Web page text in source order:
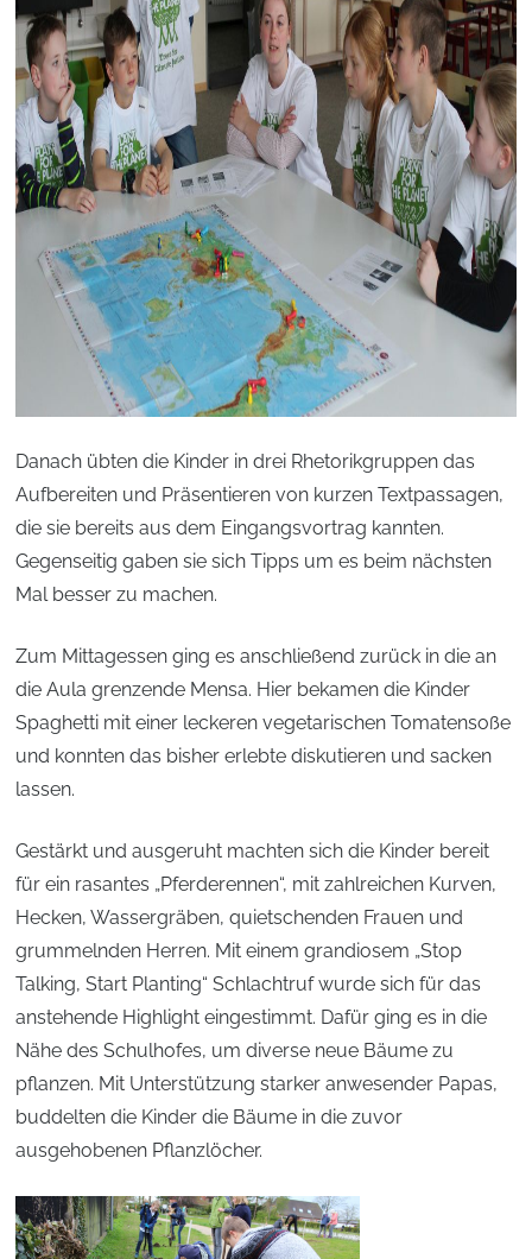
Danach übten die Kinder in drei Rhetorikgruppen das
Aufbereiten und Präsentieren von kurzen Textpassagen,
die sie bereits aus dem Eingangsvortrag kannten.
Gegenseitig gaben sie sich Tipps um es beim nächsten
Mal besser zu machen.
Zum Mittagessen ging es anschließend zurück in die an
die Aula grenzende Mensa. Hier bekamen die Kinder
Spaghetti mit einer leckeren vegetarischen Tomatensoße
und konnten das bisher erlebte diskutieren und sacken
lassen.
Gestärkt und ausgeruht machten sich die Kinder bereit
für ein rasantes „Pferderennen“, mit zahlreichen Kurven,
Hecken, Wassergräben, quietschenden Frauen und
grummelnden Herren. Mit einem grandiosem „Stop
Talking, Start Planting“ Schlachtruf wurde sich für das
anstehende Highlight eingestimmt. Dafür ging es in die
Nähe des Schulhofes, um diverse neue Bäume zu
pflanzen. Mit Unterstützung starker anwesender Papas,
buddelten die Kinder die Bäume in die zuvor
ausgehobenen Pflanzlöcher.